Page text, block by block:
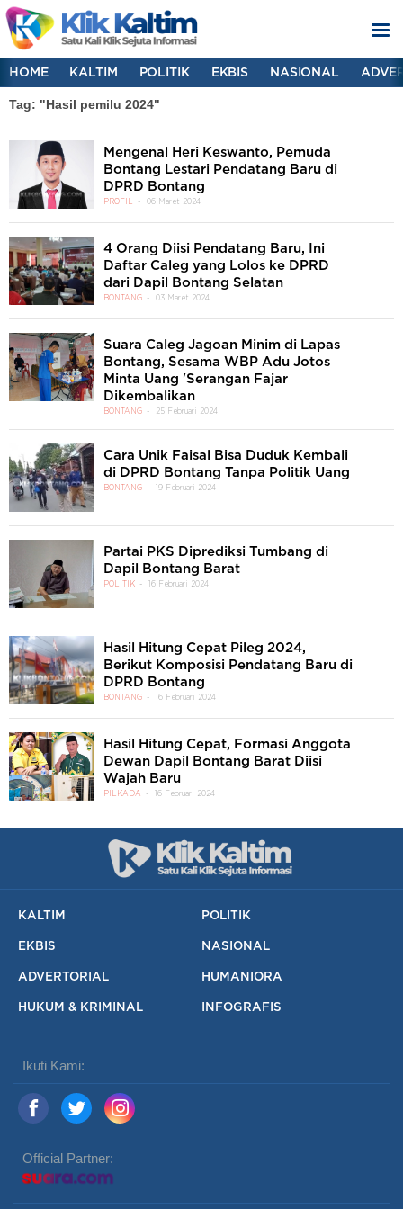
HOME KALTIM POLITIK EKBIS NASIONAL
Tag: "Hasil pemilu 2024"
Mengenal Heri Keswanto, Pemuda
Bontang Lestari Pendatang Baru di
DPRD Bontang
PROFIL 06 Maret 2024
4 Orang Diisi Pendatang Baru, Ini
Daftar Caleg yang Lolos ke DPRD
dari Dapil Bontang Selatan
BONTANG 03 Maret 2024
Suara Caleg Jagoan Minim di Lapas
Bontang, Sesama WBP Adu Jotos
Minta Uang 'Serangan Fajar
Dikembalikan
BONTANG 25 Februari 2024
Cara Unik Faisal Bisa Duduk Kembali
di DPRD Bontang Tanpa Politik Uang
BONTANG 19 Februari 2024
Partai PKS Diprediksi Tumbang di
Dapil Bontang Barat
POLITIK 16 Februari 2024
Hasil Hitung Cepat Pileg 2024,
Berikut Komposisi Pendatang Baru di
DPRD Bontang
BONTANG 16 Februari 2024
Hasil Hitung Cepat, Formasi Anggota
Dewan Dapil Bontang Barat Diisi
Wajah Baru
PILKADA 16 Februari 2024
KALTIM POLITIK
EKBIS NASIONAL
ADVERTORIAL HUMANIORA
HUKUM & KRIMINAL INFOGRAFIS
Ikuti Kami:
Official Partner: